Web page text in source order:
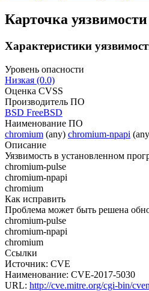
Карточка уязвимости
Характеристики
Уровень опасности
Низкая (0.0)
Оценка CVSS
Производитель ПО
BSD FreeBSD
Наименование ПО
chromium (any) chromium-npapi
Описание
Уязвимость в установленном
chromium-pulse
chromium-npapi
chromium
Как исправить
Проблема может быть решена
chromium-pulse
chromium-npapi
chromium
Ссылки
Источник: CVE
Наименование: CVE-2017-5030
URL: http://cve.mitre.org/cgi-bin/